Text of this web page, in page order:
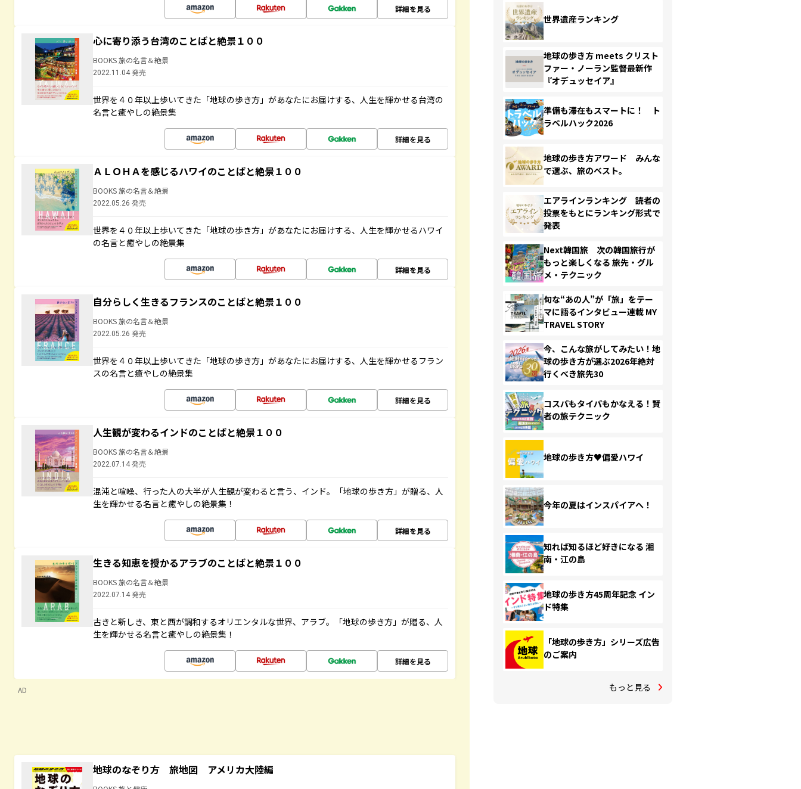
詳細を見る
心に寄り添う台湾のことばと絶景１００
BOOKS 旅の名言＆絶景
2022.11.04 発売
世界を４０年以上歩いてきた「地球の歩き方」があなたにお届けする、人生を輝かせる台湾の
名言と癒やしの絶景集
詳細を見る
ＡＬＯＨＡを感じるハワイのことばと絶景１００
BOOKS 旅の名言＆絶景
2022.05.26 発売
世界を４０年以上歩いてきた「地球の歩き方」があなたにお届けする、人生を輝かせるハワイ
の名言と癒やしの絶景集
詳細を見る
自分らしく生きるフランスのことばと絶景１００
BOOKS 旅の名言＆絶景
2022.05.26 発売
世界を４０年以上歩いてきた「地球の歩き方」があなたにお届けする、人生を輝かせるフラン
スの名言と癒やしの絶景集
詳細を見る
人生観が変わるインドのことばと絶景１００
BOOKS 旅の名言＆絶景
2022.07.14 発売
混沌と喧噪、行った人の大半が人生観が変わると言う、インド。「地球の歩き方」が贈る、人
生を輝かせる名言と癒やしの絶景集！
詳細を見る
生きる知恵を授かるアラブのことばと絶景１００
BOOKS 旅の名言＆絶景
2022.07.14 発売
古きと新しき、東と西が調和するオリエンタルな世界、アラブ。「地球の歩き方」が贈る、人
生を輝かせる名言と癒やしの絶景集！
詳細を見る
AD
地球のなぞり方 旅地図 アメリカ大陸編
世界遺産ランキング
地球の歩き方 meets クリスト
ファー・ノーラン監督最新作
『オデュッセイア』
準備も滞在もスマートに！ ト
ラベルハック2026
地球の歩き方アワード みんな
で選ぶ、旅のベスト。
エアラインランキング 読者の
投票をもとにランキング形式で
発表
Next韓国旅 次の韓国旅行が
もっと楽しくなる 旅先・グル
メ・テクニック
旬な“あの人”が「旅」をテー
マに語るインタビュー連載 MY
TRAVEL STORY
今、こんな旅がしてみたい！地
球の歩き方が選ぶ2026年絶対
行くべき旅先30
コスパもタイパもかなえる！賢
者の旅テクニック
地球の歩き方♥偏愛ハワイ
今年の夏はインスパイアへ！
知れば知るほど好きになる 湘
南・江の島
地球の歩き方45周年記念 イン
ド特集
「地球の歩き方」シリーズ広告
のご案内
もっと見る